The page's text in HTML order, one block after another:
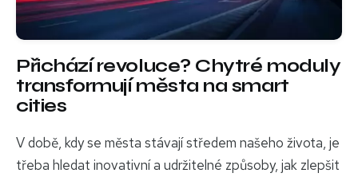
Přichází revoluce? Chytré moduly
transformují města na smart
cities
V době, kdy se města stávají středem našeho života, je
třeba hledat inovativní a udržitelné způsoby, jak zlepšit